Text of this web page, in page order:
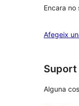
Encara
Afegeix
Suport
Alguna